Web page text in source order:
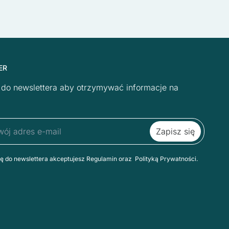
newslettera aby otrzymywać informacje na
do newslettera akceptujesz Regulamin oraz Polityką Prywatności.